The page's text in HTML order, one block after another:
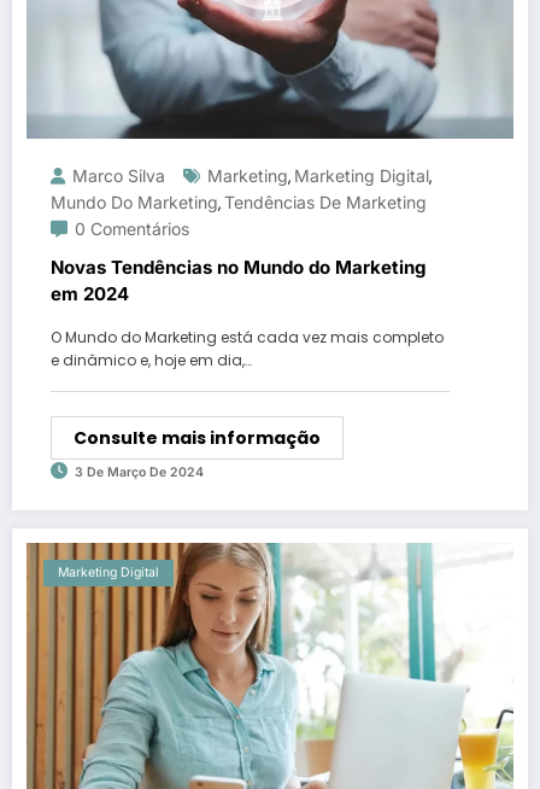
Marco Silva Marketing, Marketing Digital,
Mundo Do Marketing,Tendências De Marketing
0 Comentários
Novas Tendências no Mundo do Marketing
em 2024
O Mundo do Marketing está cada vez mais completo
e dinâmico e, hoje em dia,…
Consulte mais informação
3 De Março De 2024
Marketing Digital